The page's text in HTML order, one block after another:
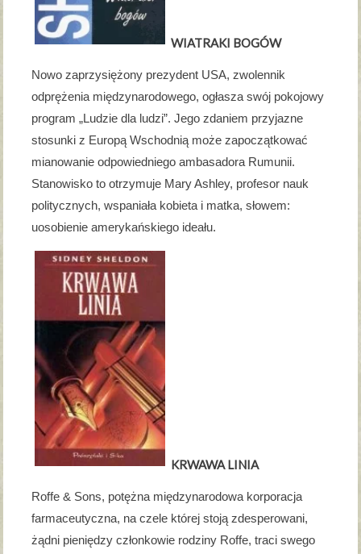
WIATRAKI BOGÓW
Nowo zaprzysiężony prezydent USA, zwolennik
odprężenia międzynarodowego, ogłasza swój pokojowy
program „Ludzie dla ludzi”. Jego zdaniem przyjazne
stosunki z Europą Wschodnią może zapoczątkować
mianowanie odpowiedniego ambasadora Rumunii.
Stanowisko to otrzymuje Mary Ashley, profesor nauk
politycznych, wspaniała kobieta i matka, słowem:
uosobienie amerykańskiego ideału.
KRWAWA LINIA
Roffe & Sons, potężna międzynarodowa korporacja
farmaceutyczna, na czele której stoją zdesperowani,
żądni pieniędzy członkowie rodziny Roffe, traci swego